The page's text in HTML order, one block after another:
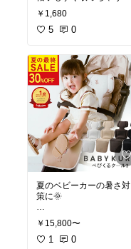
し、クールリングはまだ
早いみたいだから、何か
ないかと探したら「保冷
脇に保冷剤を入れられる
し、マジックテープで装
着も楽そうなのもポイン
ト！
お熱の時も使えるのが良
いですね✨
#夏#暑さ対策#2歳#保冷
ベスト
￥1,680
5 0
夏のベビーカーの暑さ対
策に🌞
頭から背中、足まで風を
送ってくれるから、赤ち
ゃんも快適に過ごせる🙆
￥15,800〜
1 0